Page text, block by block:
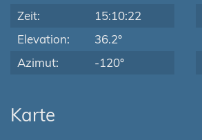
Zeit:
15:10:22
Elevation:
36.2°
Azimut:
-120°
Karte